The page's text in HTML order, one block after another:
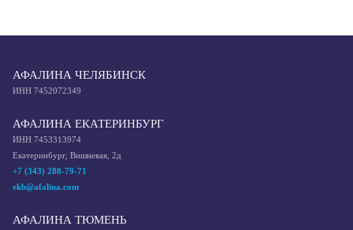
АФАЛИНА ЧЕЛЯБИНСК
ИНН 7452072349
АФАЛИНА ЕКАТЕРИНБУРГ
ИНН 7453313974
Екатеринбург, Вишневая, 2д
+7 (343) 288-79-71
ekb@afalina.com
АФАЛИНА ТЮМЕНЬ